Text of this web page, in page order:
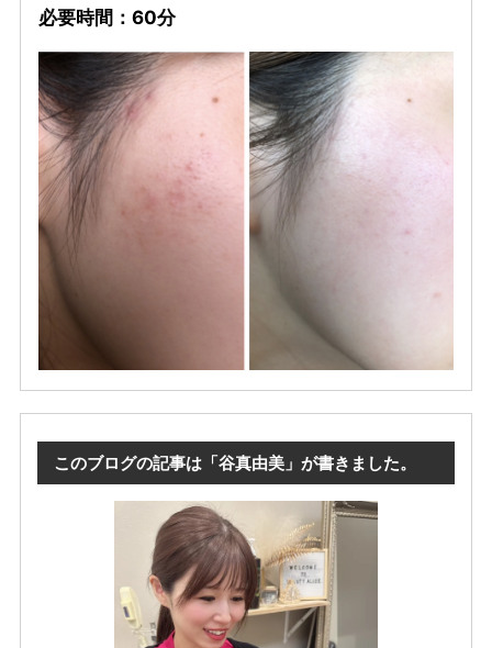
必要時間：60分
このブログの記事は「谷真由美」が書きました。